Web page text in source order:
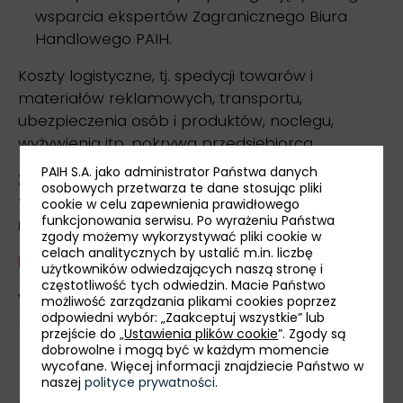
wsparcia ekspertów Zagranicznego Biura
Handlowego PAIH.
Koszty logistyczne, tj. spedycji towarów i
materiałów reklamowych, transportu,
ubezpieczenia osób i produktów, noclegu,
wyżywienia itp. pokrywa przedsiębiorca.
Zgłoszenia przyjmujemy za pośrednictwem
formularza rejestracyjnegodo 11 sierpnia 2025
r.
Regulamin »
W razie dodatkowych pytań prosimy o kontakt
mailowy:katarzyna.stevens@paih.gov.pl.
PAIH S.A. jako administrator Państwa danych
osobowych przetwarza te dane stosując pliki
cookie w celu zapewnienia prawidłowego
funkcjonowania serwisu. Po wyrażeniu Państwa
zgody możemy wykorzystywać pliki cookie w
celach analitycznych by ustalić m.in. liczbę
użytkowników odwiedzających naszą stronę i
częstotliwość tych odwiedzin. Macie Państwo
możliwość zarządzania plikami cookies poprzez
odpowiedni wybór: „Zaakceptuj wszystkie” lub
przejście do „Ustawienia plików cookie”. Zgody są
dobrowolne i mogą być w każdym momencie
wycofane. Więcej informacji znajdziecie Państwo w
naszejpolityce prywatności.